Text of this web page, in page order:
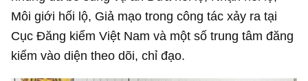
Môi giới hối lộ, Giả mạo trong công tác xảy ra tại
Cục Đăng kiểm Việt Nam và một số trung tâm đăng
kiểm vào diện theo dõi, chỉ đạo.